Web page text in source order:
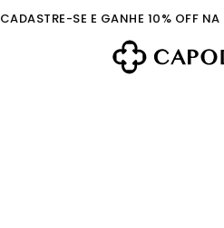
CADASTRE-SE E GANHE 10% OFF